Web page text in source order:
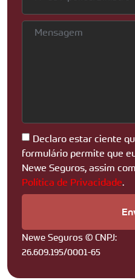
Declaro estar ciente
formulário permite que
Newe Seguros, assim
Política de Privacidade.
Newe Seguros © CNPJ:
26.609.195/0001-65